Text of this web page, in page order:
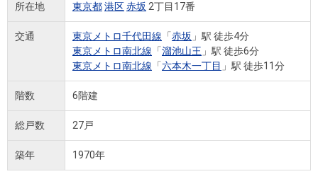
買いたいTOP
中古
マン
新
売りたいTOP
無
売
AI
店舗案内TOP
店舗のご
案内（首
店舗のご
店舗のご
会社情報TOP
ごあいさ
つ
会社概
MUFG
採用情報TOP
新卒採用
情報
キャリア
売りたい
会社情報
所在地 東京都港区赤坂 2丁目17番
交通 東京メトロ千代田線 「赤坂 」駅 徒歩4分
東京メトロ南北線 「溜池山王 」駅 徒歩6分
東京メトロ南北線 「六本木一丁目 」駅 徒歩11分
階数 6階建
総戸数 27戸
築年 1970年